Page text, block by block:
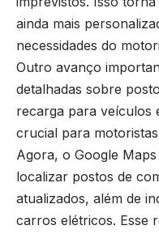
ainda mais
necessidades do
Outro avanço
detalhadas sobre
recarga para veículos
crucial para
Agora, o Google
localizar postos de
atualizados, além de
carros elétricos. Esse